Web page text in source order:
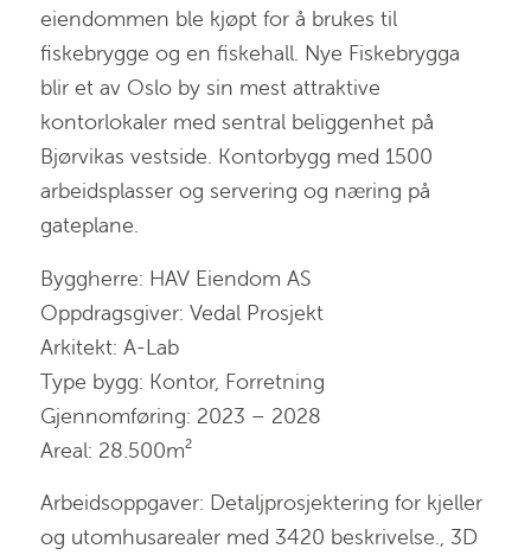
eiendommen ble kjøpt for å brukes til
fiskebrygge og en fiskehall. Nye Fiskebrygga
blir et av Oslo by sin mest attraktive
kontorlokaler med sentral beliggenhet på
Bjørvikas vestside. Kontorbygg med 1500
arbeidsplasser og servering og næring på
gateplane.
Byggherre: HAV Eiendom AS
Oppdragsgiver: Vedal Prosjekt
Arkitekt: A-Lab
Type bygg: Kontor, Forretning
Gjennomføring: 2023 – 2028
Areal: 28.500m²
Arbeidsoppgaver: Detaljprosjektering for kjeller
og utomhusarealer med 3420 beskrivelse., 3D